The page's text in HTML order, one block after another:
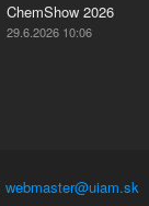
ChemShow 2026
29.6.2026 10:06
webmaster@uiam.sk